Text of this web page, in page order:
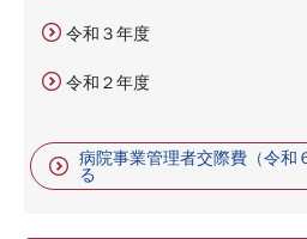
令和３年度
令和２年度
病院事業管理者交際費（令和
る